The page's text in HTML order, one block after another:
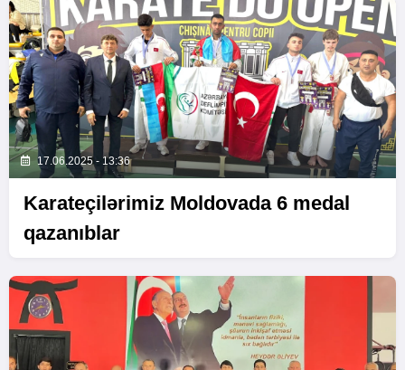
17.06.2025 - 13:36
Karateçilərimiz Moldovada 6 medal
qazanıblar